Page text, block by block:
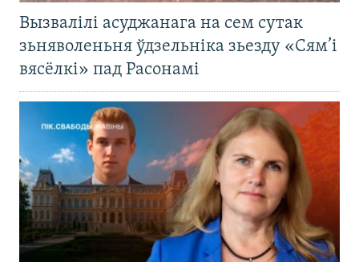
Вызвалілі асуджанага на сем сутак
зьняволеньня ўдзельніка зьезду «Сям’і
вясёлкі» пад Расонамі